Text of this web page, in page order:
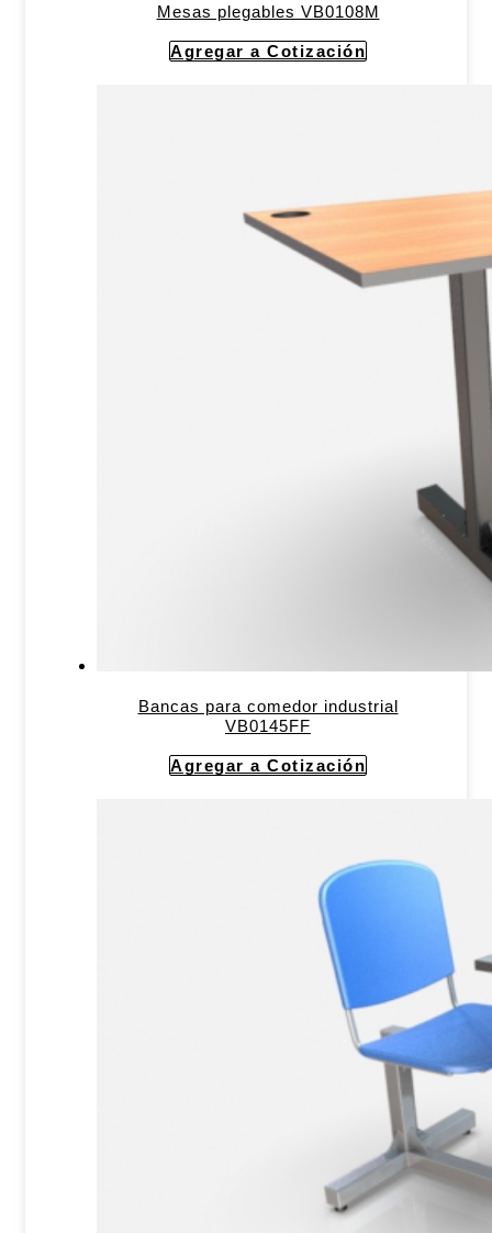
Mesas plegables VB0108M
Agregar a Cotización
Bancas para comedor industrial
VB0145FF
Agregar a Cotización